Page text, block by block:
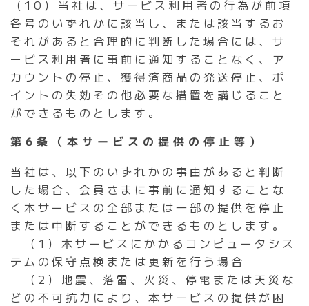
（10）当社は、サービス利用者の行為が前項
各号のいずれかに該当し、または該当するお
それがあると合理的に判断した場合には、サ
ービス利用者に事前に通知することなく、ア
カウントの停止、獲得済商品の発送停止、ポ
イントの失効その他必要な措置を講じること
ができるものとします。
第6条（本サービスの提供の停止等）
当社は、以下のいずれかの事由があると判断
した場合、会員さまに事前に通知することな
く本サービスの全部または一部の提供を停止
または中断することができるものとします。
（1）本サービスにかかるコンピュータシス
テムの保守点検または更新を行う場合
（2）地震、落雷、火災、停電または天災な
どの不可抗力により、本サービスの提供が困